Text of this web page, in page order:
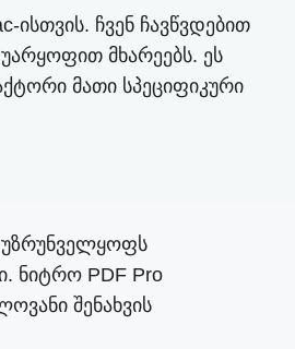
ისთვის. ჩვენ ჩავწვდებით
მხარეებს. ეს
მათი სპეციფიკური
უზრუნველყოფს
ნიტრო PDF Pro
შენახვის